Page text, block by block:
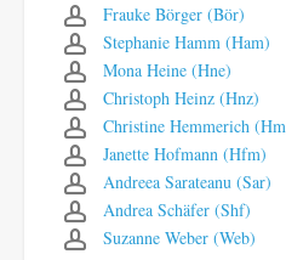
Frauke Börger (Bör)
Stephanie Hamm (Ham)
Mona Heine (Hne)
Christoph Heinz (Hnz)
Christine Hemmerich
Janette Hofmann (Hfm)
Andreea Sarateanu (Sar)
Andrea Schäfer (Shf)
Suzanne Weber (Web)